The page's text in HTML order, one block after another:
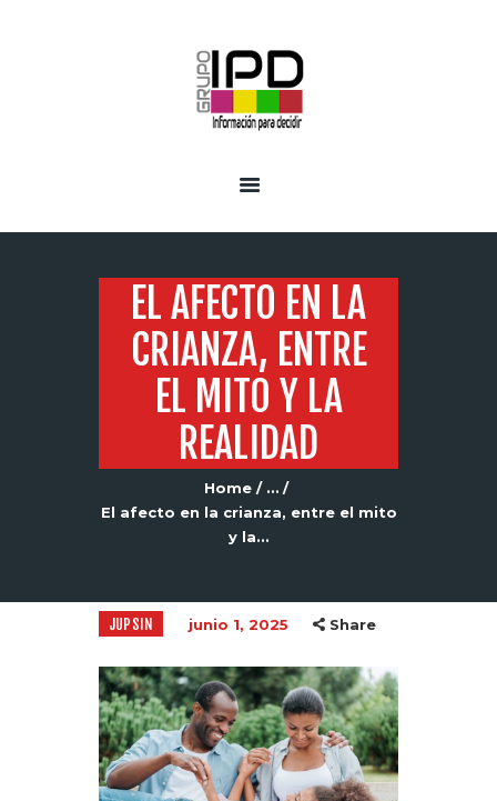
EL AFECTO EN LA
CRIANZA, ENTRE
EL MITO Y LA
REALIDAD
Home
...
El afecto en la crianza, entre el mito
y la...
JUPSIN junio 1, 2025 Share